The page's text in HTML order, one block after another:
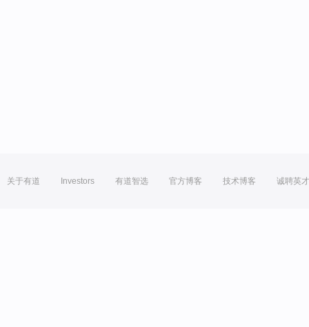
关于有道 Investors 有道智选 官方博客 技术博客 诚聘英才